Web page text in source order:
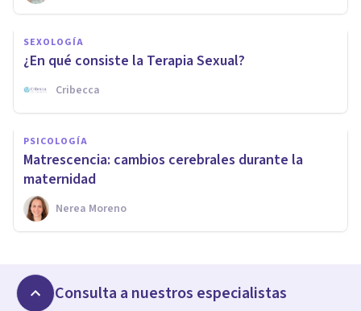
SEXOLOGÍA
¿En qué consiste la Terapia Sexual?
Cribecca
PSICOLOGÍA
Matrescencia: cambios cerebrales durante la
maternidad
Nerea Moreno
Consulta a nuestros especialistas